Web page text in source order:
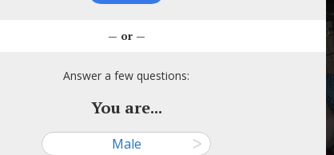
Ilona Brindzaite, 30
— or —
Answer a few questions:
You are...
Male
ᐳ